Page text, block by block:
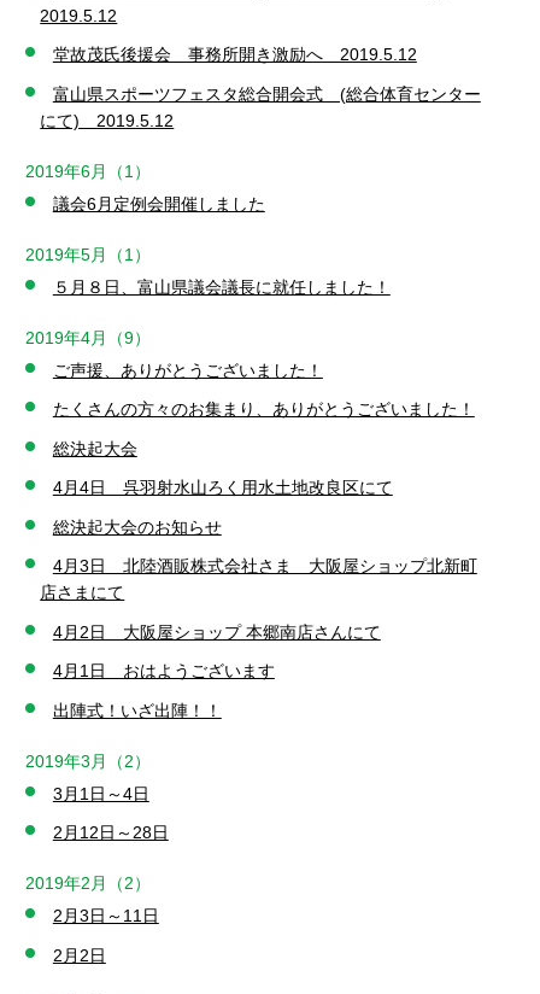
2019.5.12
堂故茂氏後援会 事務所開き激励へ 2019.5.12
富山県スポーツフェスタ総合開会式 (総合体育センター
にて) 2019.5.12
2019年6月（1）
議会6月定例会開催しました
2019年5月（1）
５月８日、富山県議会議長に就任しました！
2019年4月（9）
ご声援、ありがとうございました！
たくさんの方々のお集まり、ありがとうございました！
総決起大会
4月4日 呉羽射水山ろく用水土地改良区にて
総決起大会のお知らせ
4月3日 北陸酒販株式会社さま 大阪屋ショップ北新町
店さまにて
4月2日 大阪屋ショップ 本郷南店さんにて
4月1日 おはようございます
出陣式！いざ出陣！！
2019年3月（2）
3月1日～4日
2月12日～28日
2019年2月（2）
2月3日～11日
2月2日